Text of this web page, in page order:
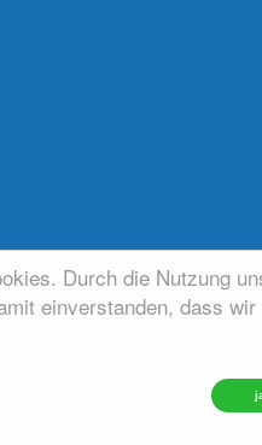
Durch die Nutzung
einverstanden, dass wir